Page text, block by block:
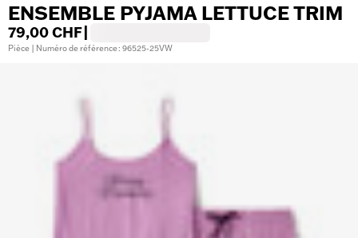
ENSEMBLE PYJAMA LETTUCE TRIM
79,00 CHF
Pièce | Numéro de référence : 96525-25VW